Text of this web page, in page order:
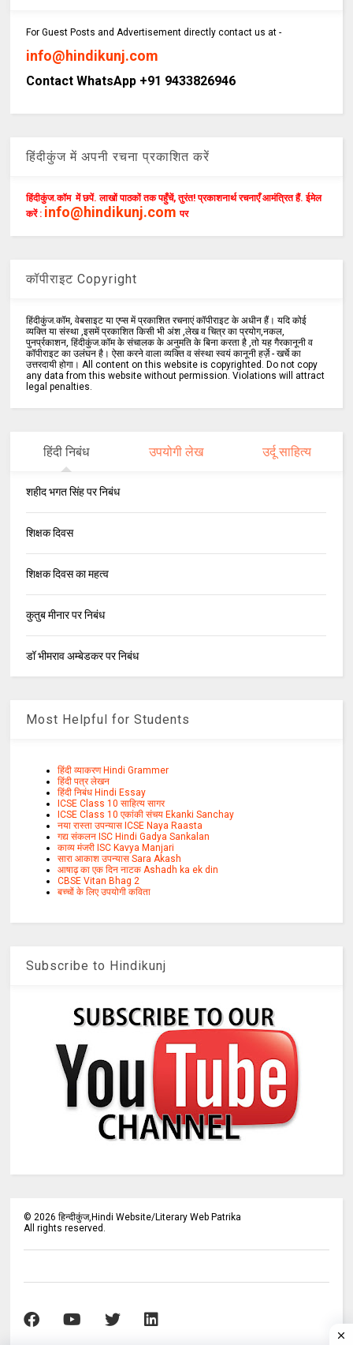
For Guest Posts and Advertisement directly contact us at -
info@hindikunj.com
Contact WhatsApp +91 9433826946
हिंदीकुंज में अपनी रचना प्रकाशित करें
हिंदीकुंज.कॉम में छपें. लाखों पाठकों तक पहुँचें, तुरंत! प्रकाशनार्थ रचनाएँ आमंत्रित हैं. ईमेल
करें : info@hindikunj.com पर
कॉपीराइट Copyright
हिंदीकुंज.कॉम, वेबसाइट या एप्स में प्रकाशित रचनाएं कॉपीराइट के अधीन हैं। यदि कोई
व्यक्ति या संस्था ,इसमें प्रकाशित किसी भी अंश ,लेख व चित्र का प्रयोग,नकल,
पुनर्प्रकाशन, हिंदीकुंज.कॉम के संचालक के अनुमति के बिना करता है ,तो यह गैरकानूनी व
कॉपीराइट का उलंघन है। ऐसा करने वाला व्यक्ति व संस्था स्वयं कानूनी हर्ज़े - खर्चे का
उत्तरदायी होगा। All content on this website is copyrighted. Do not copy
any data from this website without permission. Violations will attract
legal penalties.
हिंदी निबंध उपयोगी लेख उर्दू साहित्य
शहीद भगत सिंह पर निबंध
शिक्षक दिवस
शिक्षक दिवस का महत्व
कुतुब मीनार पर निबंध
डॉ भीमराव अम्बेडकर पर निबंध
Most Helpful for Students
हिंदी व्याकरण Hindi Grammer
हिंदी पत्र लेखन
हिंदी निबंध Hindi Essay
ICSE Class 10 साहित्य सागर
ICSE Class 10 एकांकी संचय Ekanki Sanchay
नया रास्ता उपन्यास ICSE Naya Raasta
गद्य संकलन ISC Hindi Gadya Sankalan
काव्य मंजरी ISC Kavya Manjari
सारा आकाश उपन्यास Sara Akash
आषाढ़ का एक दिन नाटक Ashadh ka ek din
CBSE Vitan Bhag 2
बच्चों के लिए उपयोगी कविता
Subscribe to Hindikunj
©2026 हिन्दीकुंज,Hindi Website/Literary Web Patrika
All rights reserved.